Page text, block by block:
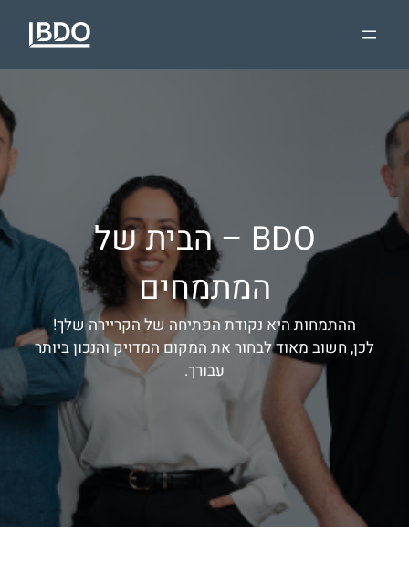
BDO – הבית של
המתמחים
ההתמחות היא נקודת הפתיחה של הקריירה שלך!
לכן, חשוב מאוד לבחור את המקום המדויק והנכון ביותר
עבורך.